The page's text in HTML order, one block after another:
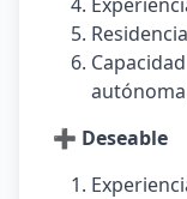
➕ Deseable